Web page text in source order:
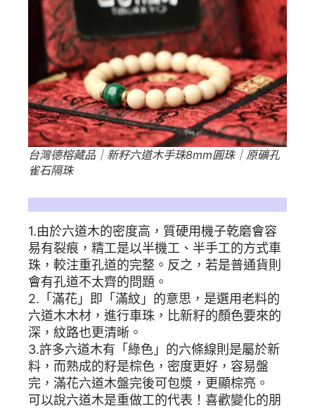
台灣德榕藏品｜新籽六道木手珠8mm圓珠｜原礦孔
雀石隔珠
1.由於六道木的密度高，質硬用機子乾磨會容
易有裂痕，精工是以半機工、半手工的方式車
珠，較注重孔道的完整。反之，若是普通貨則
會有孔道不太齊的問題。
2.「滿花」即「滿紋」的意思，是選用老料的
六道木木材，進行車珠，比新籽的顏色要來的
深，紋路也更清晰。
3.許多六道木有「綠色」的六條線則是屬於新
料，而熟成的籽是棕色，密度更好，容易盤
完，滿花六道木盤完後可包漿，更顯棕亮。
可以說六道木是重做工的代表！喜歡變化的朋